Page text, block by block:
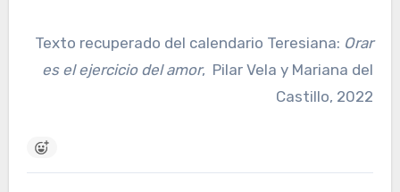
Texto recuperado del calendario Teresiana: Orar
es el ejercicio del amor, Pilar Vela y Mariana del
Castillo, 2022